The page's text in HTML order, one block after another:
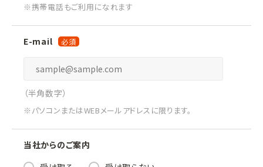
※携帯電話もご利用になれます
E-mail
（半角数字）
※パソコンまたはWEBメールアドレスに限ります。
当社からのご案内